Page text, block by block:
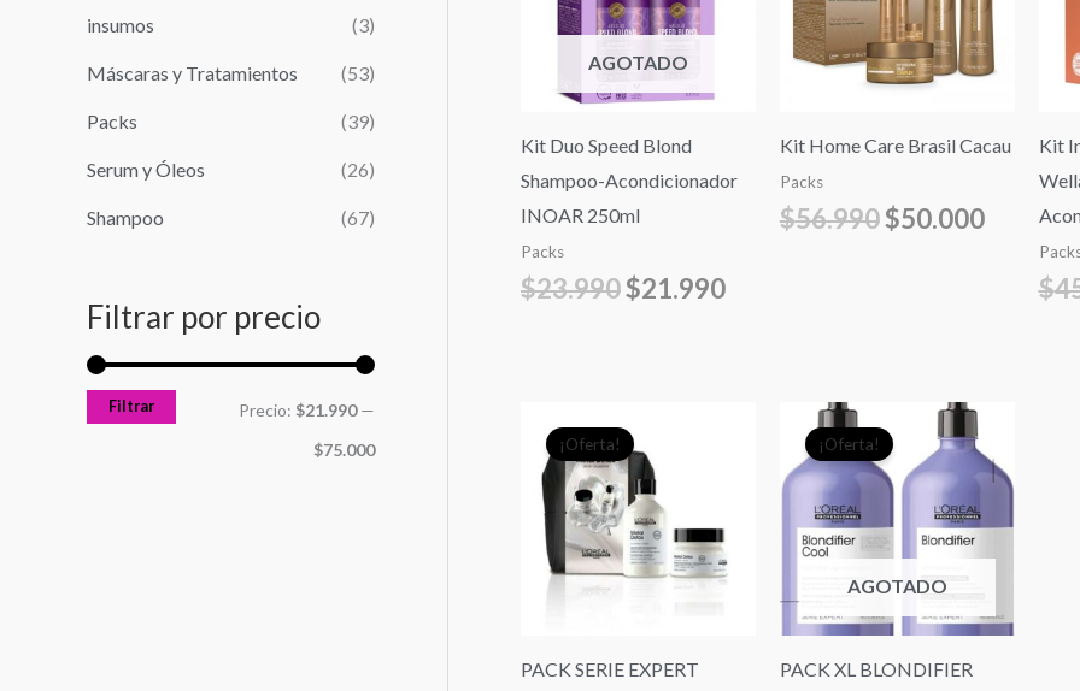
insumos (3)
Máscaras y Tratamientos (53)
Packs (39)
Serum y Óleos (26)
Shampoo (67)
Filtrar por precio
Filtrar Precio: $21.990—
$75.000
AGOTADO
Kit Duo Speed Blond
Shampoo-Acondicionador
INOAR 250ml
Packs
$23.990
$23.990.
$21.990
$21.990.
Kit Home Care Brasil Cacau
Packs
$56.990
$56.990.
$50.000
Kit
$
¡Oferta!
PACK SERIE EXPERT
precio
original
era:
$57.000.
actual
$45.000.
AGOTADO
¡Oferta!
PACK XL BLONDIFIER
precio
original
era:
$102.850.
actual
es: